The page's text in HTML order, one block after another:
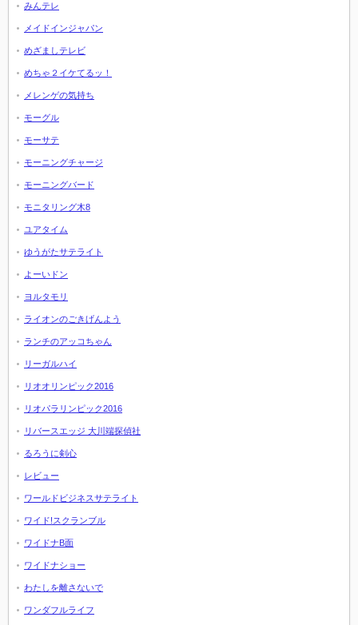
みんテレ
メイドインジャパン
めざましテレビ
めちゃ２イケてるッ！
メレンゲの気持ち
モーグル
モーサテ
モーニングチャージ
モーニングバード
モニタリング木8
ユアタイム
ゆうがたサテライト
よーいドン
ヨルタモリ
ライオンのごきげんよう
ランチのアッコちゃん
リーガルハイ
リオオリンピック2016
リオパラリンピック2016
リバースエッジ 大川端探偵社
るろうに剣心
レビュー
ワールドビジネスサテライト
ワイド!スクランブル
ワイドナB面
ワイドナショー
わたしを離さないで
ワンダフルライフ